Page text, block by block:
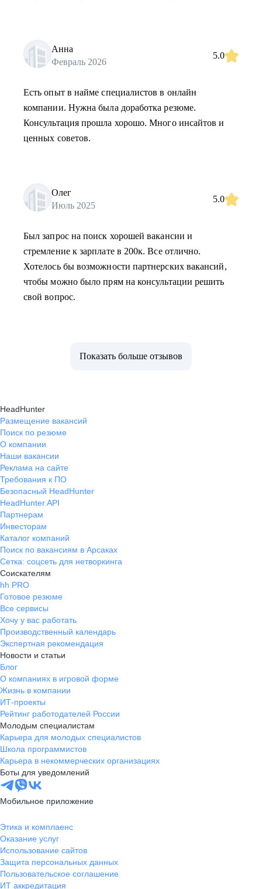
Анна
Февраль 2026
5.0
Есть опыт в найме специалистов в онлайн
компании. Нужна была доработка резюме.
Консультация прошла хорошо. Много инсайтов и
ценных советов.
Олег
Июль 2025
5.0
Был запрос на поиск хорошей вакансии и
стремление к зарплате в 200к. Все отлично.
Хотелось бы возможности партнерских вакансий,
чтобы можно было прям на консультации решить
свой вопрос.
Показать больше отзывов
HeadHunter
Размещение вакансий
Поиск по резюме
О компании
Наши вакансии
Реклама на сайте
Требования к ПО
Безопасный HeadHunter
HeadHunter API
Партнерам
Инвесторам
Каталог компаний
Поиск по вакансиям в Арсаках
Сетка: соцсеть для нетворкинга
Соискателям
hh PRO
Готовое резюме
Все сервисы
Хочу у вас работать
Производственный календарь
Экспертная рекомендация
Новости и статьи
Блог
О компаниях в игровой форме
Жизнь в компании
ИТ-проекты
Рейтинг работодателей России
Молодым специалистам
Карьера для молодых специалистов
Школа программистов
Карьера в некоммерческих организациях
Боты для уведомлений
Мобильное приложение
Этика и комплаенс
Оказание услуг
Использование сайтов
Защита персональных данных
Пользовательское соглашение
ИТ аккредитация